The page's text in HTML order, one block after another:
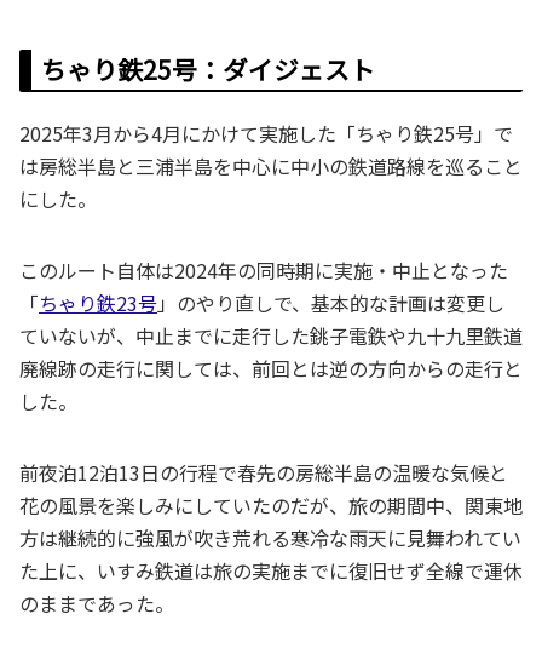
ちゃり鉄25号：ダイジェスト
2025年3月から4月にかけて実施した「ちゃり鉄25号」で
は房総半島と三浦半島を中心に中小の鉄道路線を巡ること
にした。
このルート自体は2024年の同時期に実施・中止となった
「ちゃり鉄23号」のやり直しで、基本的な計画は変更し
ていないが、中止までに走行した銚子電鉄や九十九里鉄道
廃線跡の走行に関しては、前回とは逆の方向からの走行と
した。
前夜泊12泊13日の行程で春先の房総半島の温暖な気候と
花の風景を楽しみにしていたのだが、旅の期間中、関東地
方は継続的に強風が吹き荒れる寒冷な雨天に見舞われてい
た上に、いすみ鉄道は旅の実施までに復旧せず全線で運休
のままであった。